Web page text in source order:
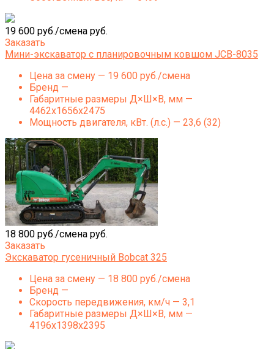
19 600 руб./смена руб.
Заказать
Мини-экскаватор с планировочным ковшом JCB-8035
Цена за смену — 19 600 руб./смена
Бренд —
Габаритные размеры Д×Ш×В, мм —
4462x1656x2475
Мощность двигателя, кВт. (л.с.) — 23,6 (32)
18 800 руб./смена руб.
Заказать
Экскаватор гусеничный Bobcat 325
Цена за смену — 18 800 руб./смена
Бренд —
Скорость передвижения, км/ч — 3,1
Габаритные размеры Д×Ш×В, мм —
4196x1398x2395